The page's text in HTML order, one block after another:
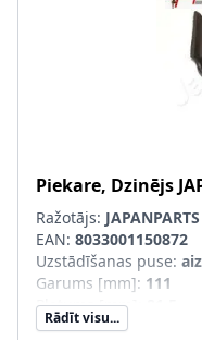
Piekare, Dzinējs
Ražotājs: JAPANPARTS
EAN: 8033001150872
Uzstādīšanas puse:
Garums [mm]: 111
Platums [mm]
Augstums [mm]
Rādīt visu...